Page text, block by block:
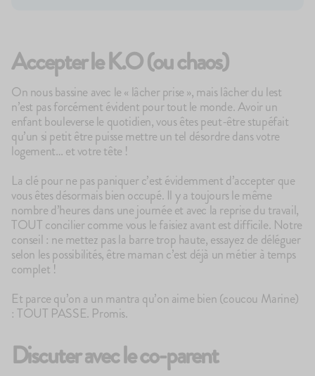
4.7 75 avis 100g
Le Brassé Vanille
2,10€
+10 +5
4.8
Le Brassé
2,30€
Accepter le K.O (ou chaos)
On nous bassine avec le « lâcher prise », mais lâcher du lest
n’est pas forcément évident pour tout le monde. Avoir un
enfant bouleverse le quotidien, vous êtes peut-être stupéfait
qu’un si petit être puisse mettre un tel désordre dans votre
logement… et votre tête !
La clé pour ne pas paniquer c’est évidemment d’accepter que
vous êtes désormais bien occupé. Il y a toujours le même
nombre d’heures dans une journée et avec la reprise du travail,
TOUT concilier comme vous le faisiez avant est difficile. Notre
conseil : ne mettez pas la barre trop haute, essayez de déléguer
selon les possibilités, être maman c’est déjà un métier à temps
complet !
Et parce qu’on a un mantra qu’on aime bien (coucou Marine)
: TOUT PASSE. Promis.
Discuter avec le co-parent